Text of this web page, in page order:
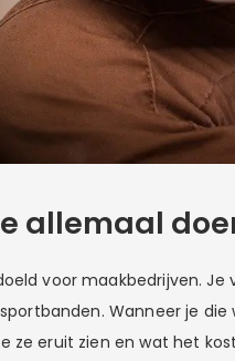
allemaal
voor maakbedrijven.
Wanneer je
ze eruit zien en wat het